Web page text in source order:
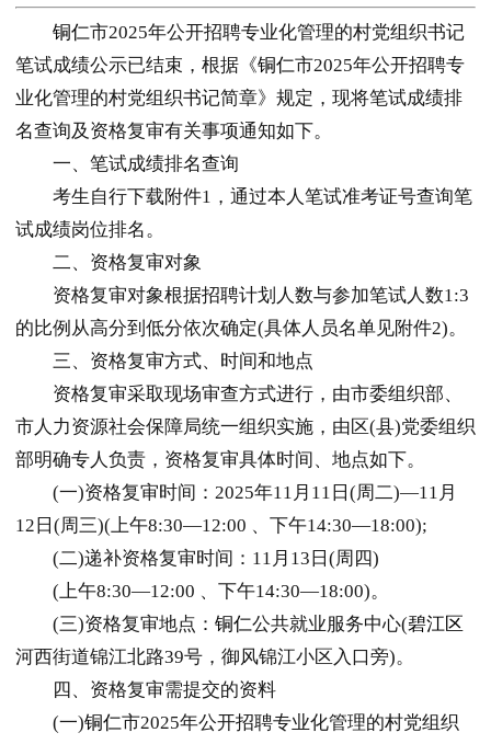
铜仁市2025年公开招聘专业化管理的村党组织书记
笔试成绩公示已结束，根据《铜仁市2025年公开招聘专
业化管理的村党组织书记简章》规定，现将笔试成绩排
名查询及资格复审有关事项通知如下。
一、笔试成绩排名查询
考生自行下载附件1，通过本人笔试准考证号查询笔
试成绩岗位排名。
二、资格复审对象
资格复审对象根据招聘计划人数与参加笔试人数1:3
的比例从高分到低分依次确定(具体人员名单见附件2)。
三、资格复审方式、时间和地点
资格复审采取现场审查方式进行，由市委组织部、
市人力资源社会保障局统一组织实施，由区(县)党委组织
部明确专人负责，资格复审具体时间、地点如下。
(一)资格复审时间：2025年11月11日(周二)—11月
12日(周三)(上午8:30—12:00 、下午14:30—18:00);
(二)递补资格复审时间：11月13日(周四)
(上午8:30—12:00 、下午14:30—18:00)。
(三)资格复审地点： 铜仁公共就业服务中心(碧江区
河西街道锦江北路39号，御风锦江小区入口旁)。
四、资格复审需提交的资料
(一)铜仁市2025年公开招聘专业化管理的村党组织